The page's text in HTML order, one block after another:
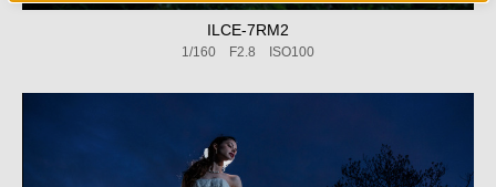
ILCE-7RM2
1/160 F2.8 ISO100